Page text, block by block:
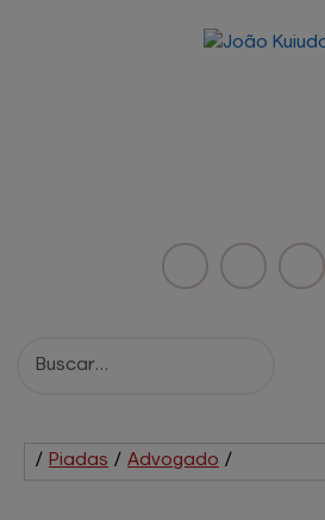
/ Piadas / Advogado /